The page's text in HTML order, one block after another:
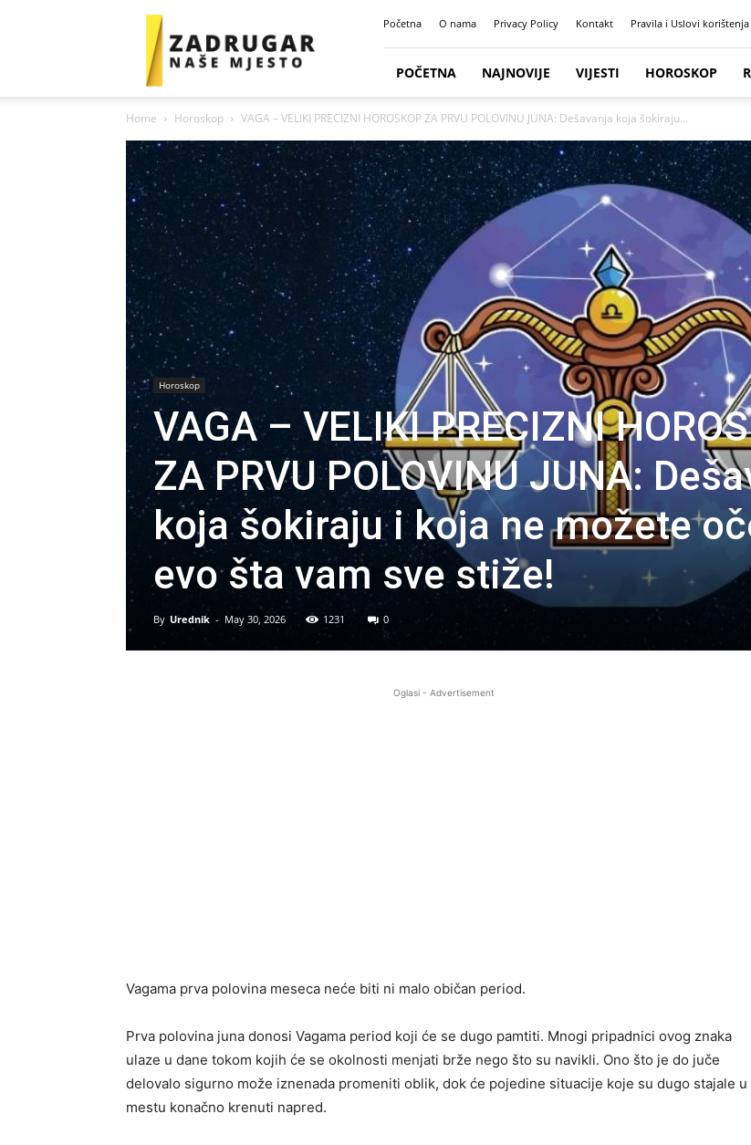
Zadrugar
Početna O nama Privacy Policy Kontakt Pravila i Uslovi korištenja
POČETNA NAJNOVIJE VIJESTI HOROSKOP
Home Horoskop VAGA – VELIKI PRECIZNI HOROSKOP ZA PRVU POLOVINU JUNA: Dešavanja koja šokiraju...
Horoskop
VAGA – VELIKI PRECIZNI
ZA PRVU POLOVINU JUNA:
koja šokiraju i koja ne možete
evo šta vam sve stiže!
By Urednik - May 30, 2026 1231 0
Oglasi - Advertisement
Vagama prva polovina meseca neće biti ni malo običan period.
Prva polovina juna donosi Vagama period koji će se dugo pamtiti. Mnogi pripadnici ovog znaka
ulaze u dane tokom kojih će se okolnosti menjati brže nego što su navikli. Ono što je do juče
delovalo sigurno može iznenada promeniti oblik, dok će pojedine situacije koje su dugo stajale u
mestu konačno krenuti napred.